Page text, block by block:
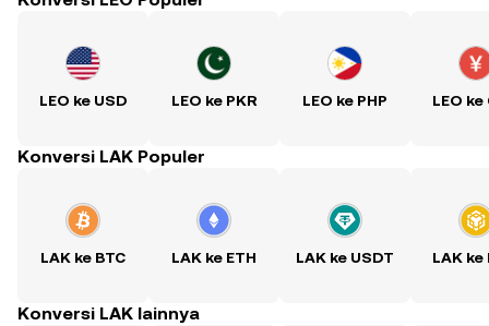
LEO ke USD LEO ke PKR LEO ke PHP LEO ke
Konversi LAK Populer
LAK ke BTC LAK ke ETH LAK ke USDT LAK ke
Konversi LAK lainnya